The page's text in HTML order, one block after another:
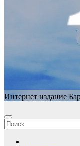
Интернет издание